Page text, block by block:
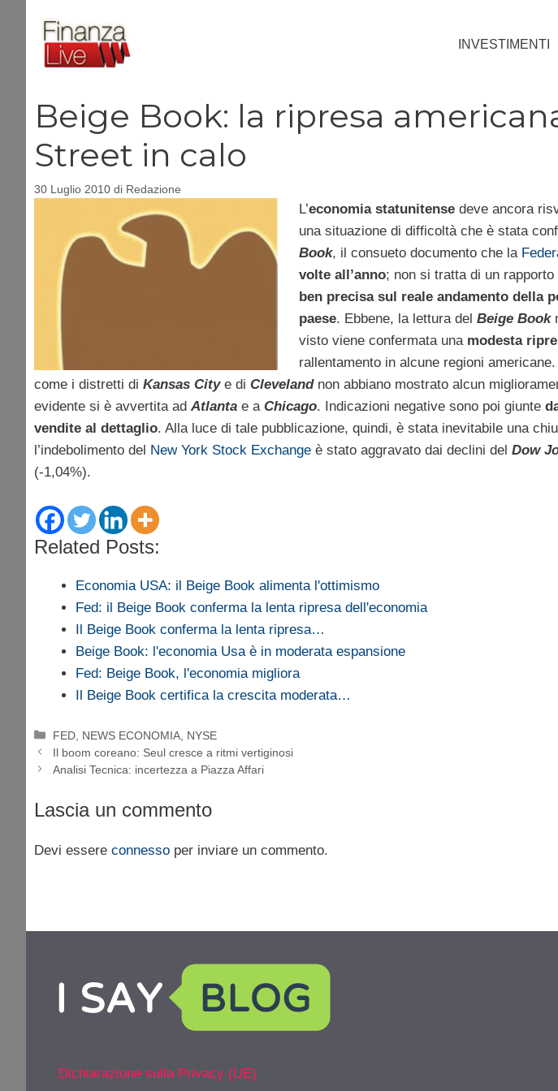
contenuto
INVESTIMENTI
Beige Book: la ripresa
Street in calo
30 Luglio 2010 di Redazione
L’economia statunitensedeve ancora
una situazione di difficoltà che è stata
Book, il consueto documento che la
volte all’anno; non si tratta di un rapporto
ben precisa sul reale andamento della
paese. Ebbene, la lettura del Beige Book
visto viene confermata una modesta
rallentamento in alcune regioni
come i distretti di Kansas Citye di Clevelandnon abbiano mostrato alcun
evidente si è avvertita ad Atlanta e a Chicago. Indicazioni negative sono poi giunte
vendite al dettaglio. Alla luce di tale pubblicazione, quindi, è stata inevitabile una
l’indebolimento del New York Stock Exchange è stato aggravato dai declini del Dow
(-1,04%).
Related Posts:
Economia USA: il Beige Book alimenta l'ottimismo
Fed: il Beige Book conferma la lenta ripresa dell'economia
Il Beige Book conferma la lenta ripresa…
Beige Book: l'economia Usa è in moderata espansione
Fed: Beige Book, l'economia migliora
Il Beige Book certifica la crescita moderata…
Categorie
FED NEWS ECONOMIA NYSE
Il boom coreano: Seul cresce a ritmi vertiginosi
Analisi Tecnica: incertezza a Piazza Affari
Lascia un commento
Devi essere connesso per inviare un commento.
Dichiarazione sulla Privacy (UE)